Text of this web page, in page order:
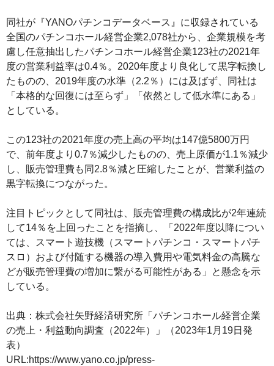
同社が『YANOパチンコデータベース』に収録されている
全国のパチンコホール経営企業2,078社から、企業規模を考
慮し任意抽出したパチンコホール経営企業123社の2021年
度の営業利益率は0.4％。2020年度より良化して黒字転換し
たものの、2019年度の水準（2.2％）には及ばず、同社は
「本格的な回復には至らず」「依然として低水準にある」
としている。
この123社の2021年度の売上高の平均は147億5800万円
で、前年度より0.7％減少したものの、売上原価が1.1％減少
し、販売管理費も同2.8％減と圧縮したことが、営業利益の
黒字転換につながった。
注目トピックとして同社は、販売管理費の構成比が2年連続
して14％を上回ったことを指摘し、「2022年度以降につい
ては、スマート遊技機（スマートパチンコ・スマートパチ
スロ）および付随する機器の導入費用や電気料金の高騰な
どが販売管理費の増加に繋がる可能性がある」と懸念を示
している。
出典：株式会社矢野経済研究所「パチンコホール経営企業
の売上・利益動向調査（2022年）」（2023年1月19日発
表）
URL:https://www.yano.co.jp/press-